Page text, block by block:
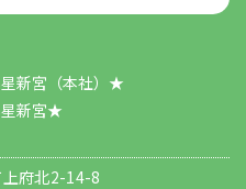
新宮（本社）★
新宮★
府北2-14-8